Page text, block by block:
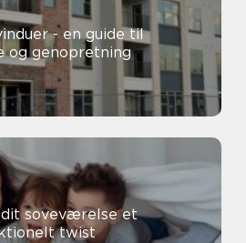
- en guide til
og genopretning
dit soveværelse et
twist